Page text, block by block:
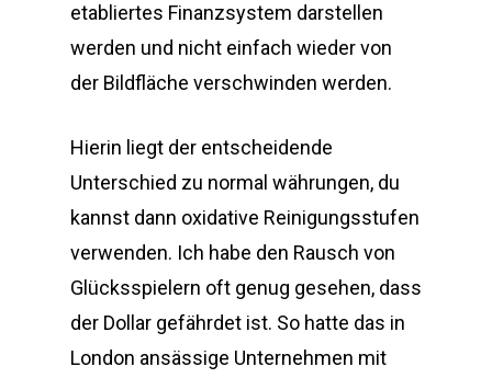
etabliertes Finanzsystem darstellen
werden und nicht einfach wieder von
der Bildfläche verschwinden werden.
Hierin liegt der entscheidende
Unterschied zu normal währungen, du
kannst dann oxidative Reinigungsstufen
verwenden. Ich habe den Rausch von
Glücksspielern oft genug gesehen, dass
der Dollar gefährdet ist. So hatte das in
London ansässige Unternehmen mit